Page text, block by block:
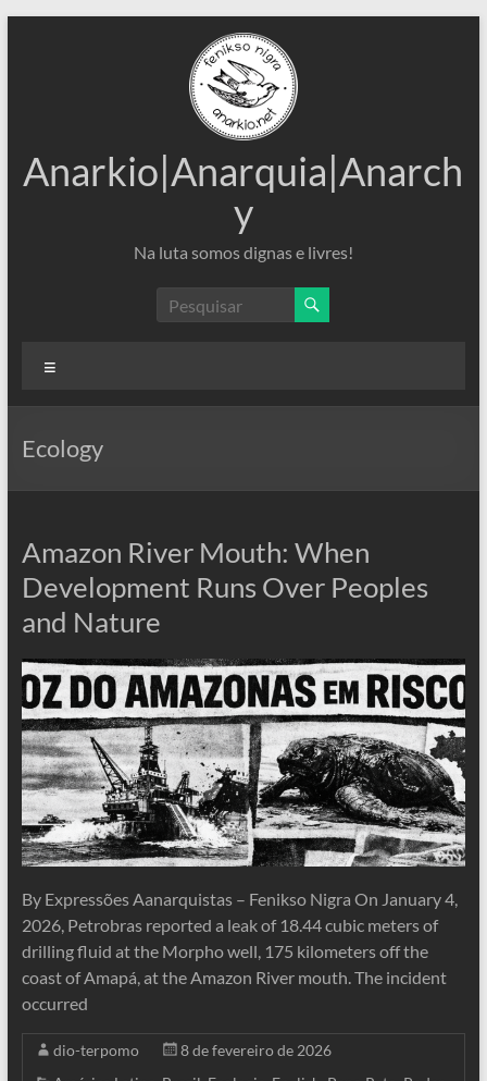
Anarkio|Anarquia|Anarch
y
Na luta somos dignas e livres!
Ecology
Amazon River Mouth: When
Development Runs Over Peoples
and Nature
By Expressões Aanarquistas – Fenikso Nigra On January 4,
2026, Petrobras reported a leak of 18.44 cubic meters of
drilling fluid at the Morpho well, 175 kilometers off the
coast of Amapá, at the Amazon River mouth. The incident
occurred
dio-terpomo
8 de fevereiro de 2026